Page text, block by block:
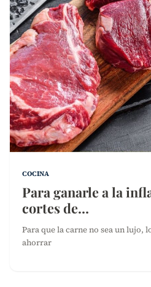
COCINA
Para ganarle a la
cortes de…
Para que la carne no sea un lujo,
ahorrar